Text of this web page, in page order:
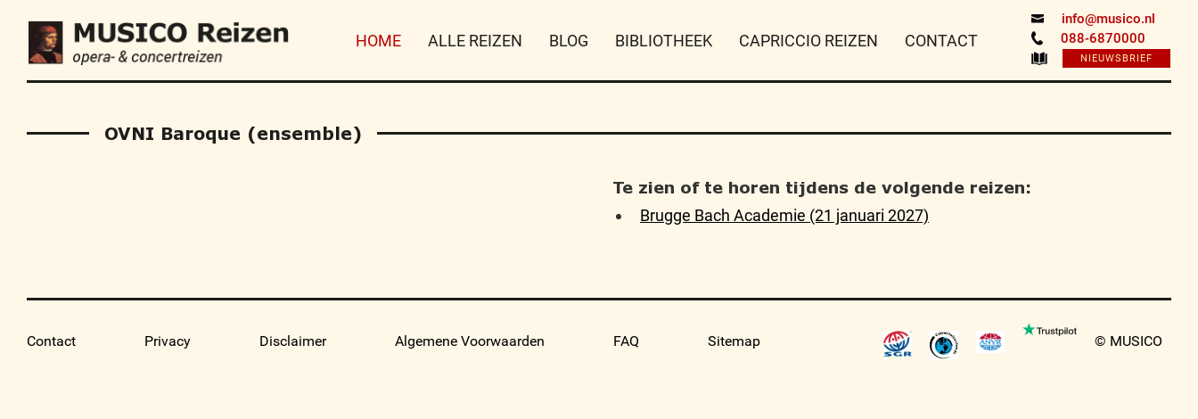
info@musico.nl
088-6870000
NIEUWSBRIEF
HOME ALLE REIZEN BLOG BIBLIOTHEEK CAPRICCIO REIZEN CONTACT
OVNI Baroque (ensemble)
Te zien of te horen tijdens de volgende reizen:
Brugge Bach Academie (21 januari 2027)
Contact Privacy Disclaimer Algemene Voorwaarden FAQ Sitemap © MUSICO